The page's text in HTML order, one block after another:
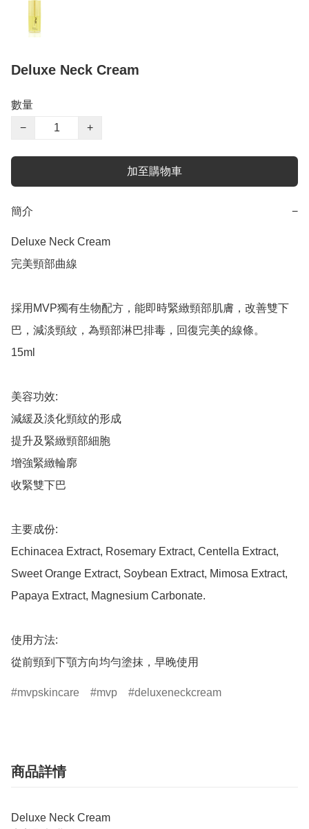
Deluxe Neck Cream
數量
−
+
加至購物車
簡介 −
Deluxe Neck Cream
完美頸部曲線
採用MVP獨有生物配方，能即時緊緻頸部肌膚，改善雙下
巴，減淡頸紋，為頸部淋巴排毒，回復完美的線條。
15ml
美容功效:
減緩及淡化頸紋的形成
提升及緊緻頸部細胞
增強緊緻輪廓
收緊雙下巴
主要成份:
Echinacea Extract, Rosemary Extract, Centella Extract,
Sweet Orange Extract, Soybean Extract, Mimosa Extract,
Papaya Extract, Magnesium Carbonate.
使用方法:
從前頸到下顎方向均勻塗抹，早晚使用
mvpskincare mvp deluxeneckcream
商品詳情
Deluxe Neck Cream